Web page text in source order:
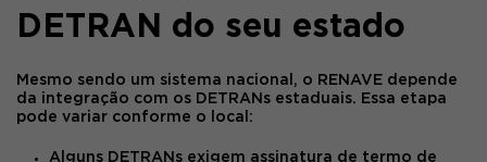
DETRAN do seu estado
Mesmo sendo um sistema nacional, o RENAVE depende
da integração com os DETRANs estaduais. Essa etapa
pode variar conforme o local:
Alguns DETRANs exigem assinatura de termo de